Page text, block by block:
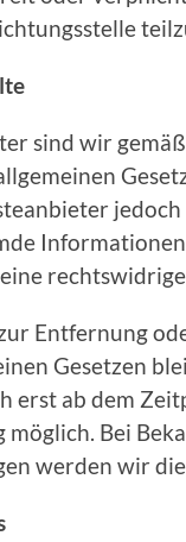
sind wir
Entfernung
Gesetzen
erst ab dem
möglich. Bei
werden wir